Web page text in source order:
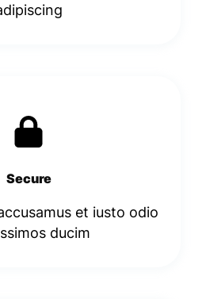
Secure
et iusto odio
ducim